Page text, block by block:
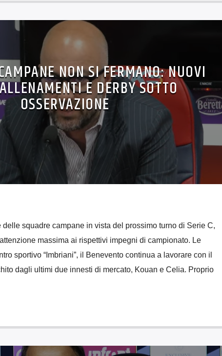
NON SI FERMANO: NUOVI
E DERBY SOTTO
OSSERVAZIONE
squadre campane in vista del prossimo turno di Serie C,
massima ai rispettivi impegni di campionato. Le
sportivo “Imbriani”, il Benevento continua a lavorare con il
dagli ultimi due innesti di mercato, Kouan e Celia. Proprio